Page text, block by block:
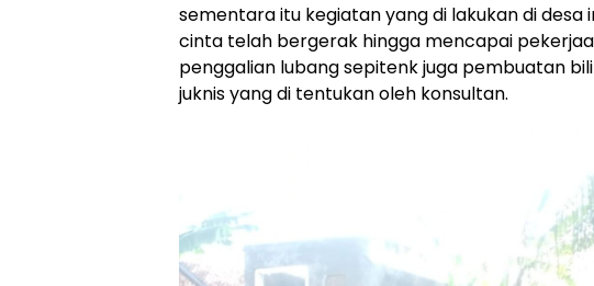
sementara itu kegiatan yang di lakukan di
cinta telah bergerak hingga mencapai
penggalian lubang sepitenk juga pembuatan
juknis yang di tentukan oleh konsultan.